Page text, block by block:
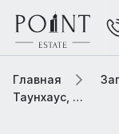
Главная
Таунхаус, 460 м² В коттеджном поселке «Подушкино-Таун»